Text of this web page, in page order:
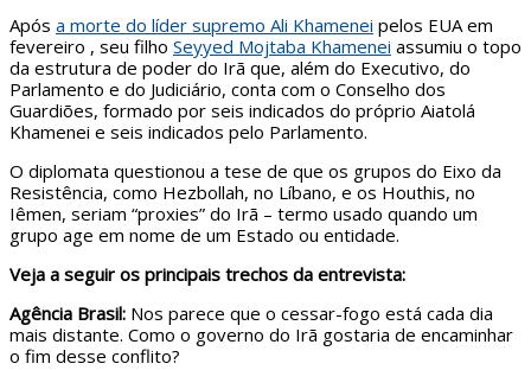
Após a morte do líder supremo Ali Khamenei pelos EUA em
fevereiro , seu filho Seyyed Mojtaba Khamenei assumiu o topo
da estrutura de poder do Irã que, além do Executivo, do
Parlamento e do Judiciário, conta com o Conselho dos
Guardiões, formado por seis indicados do próprio Aiatolá
Khamenei e seis indicados pelo Parlamento.
O diplomata questionou a tese de que os grupos do Eixo da
Resistência, como Hezbollah, no Líbano, e os Houthis, no
Iêmen, seriam “proxies” do Irã – termo usado quando um
grupo age em nome de um Estado ou entidade.
Veja a seguir os principais trechos da entrevista:
Agência Brasil: Nos parece que o cessar-fogo está cada dia
mais distante. Como o governo do Irã gostaria de encaminhar
o fim desse conflito?